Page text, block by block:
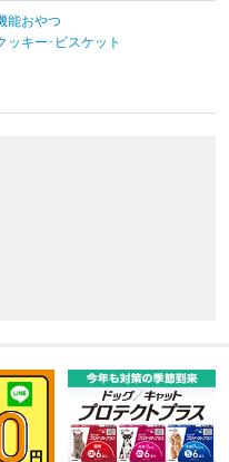
能おやつ
ッキー･ビスケット